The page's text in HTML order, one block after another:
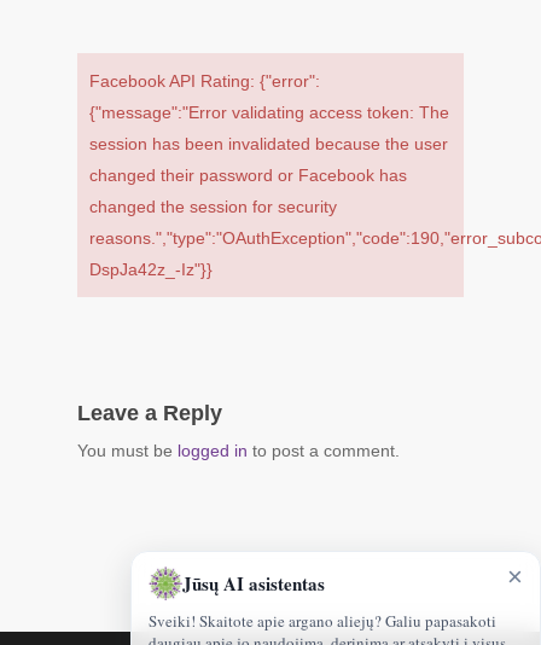
Facebook API Rating: {"error":
{"message":"Error validating access token: The
session has been invalidated because the user
changed their password or Facebook has
changed the session for security
DspJa42z_-Iz"}}
Leave a Reply
You must be logged in to post a comment.
×
Jūsų AI asistentas
Sveiki! Skaitote apie argano aliejų? Galiu papasakoti